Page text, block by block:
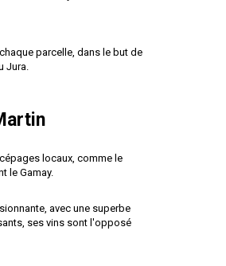
parcelle, dans le but de
Jura.
locaux, comme le
le Gamay.
avec une superbe
ses vins sont l'opposé